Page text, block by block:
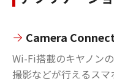
Camera
Wi-Fi搭載のキヤノン
撮影などが行えるスマ